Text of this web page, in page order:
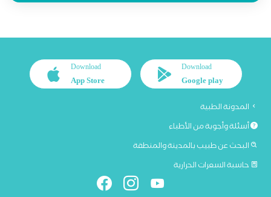
Download
Google play
Download
App Store
المدونة الطبية
أسئلة وأجوبة من الأطباء
البحث عن طبيب بالمدينة والمنطقة
حاسبة السعرات الحرارية